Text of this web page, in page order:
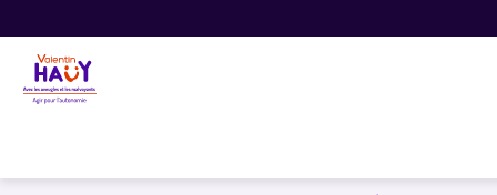
Aller
au
contenu
principal
Aller
au
pied
de
Aller
à
la
recherche